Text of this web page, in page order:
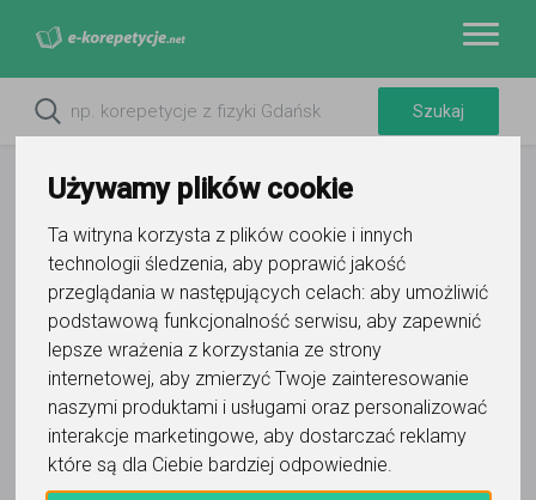
Używamy plików cookie
Ta witryna korzysta z plików cookie i innych
technologii śledzenia, aby poprawić jakość
przeglądania w następujących celach: aby umożliwić
podstawową funkcjonalność serwisu, aby zapewnić
lepsze wrażenia z korzystania ze strony
internetowej, aby zmierzyć Twoje zainteresowanie
naszymi produktami i usługami oraz personalizować
interakcje marketingowe, aby dostarczać reklamy
które są dla Ciebie bardziej odpowiednie.
Do ulubionych
Oznacz wystąpienie kontaktu